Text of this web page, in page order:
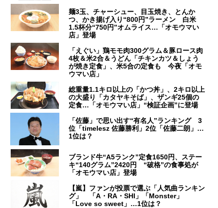
麺3玉、チャーシュー、目玉焼き、とんか
つ、かき揚げ入り“800円”ラーメン 白米
1.5杯分“750円”オムライス…「オモウマい
店」登場
「えぐい」鶏モモ肉300グラム＆豚ロース肉
4枚＆米2合＆うどん「チキンカツ＆しょう
が焼き定食」、米5合の定食も 今夜「オモ
ウマい店」
総重量1.1キロ以上の「かつ丼」、2キロ以上
の大盛り「カタヤキそば」、ザンギ25個の
定食…「オモウマい店」“検証企画”に登場
「佐藤」で思い出す“有名人”ランキング 3
位「timelesz 佐藤勝利」2位「佐藤二朗」…
1位は？
ブランド牛“A5ランク”定食1650円、ステー
キ“140グラム”2420円 “破格”の食事処が
「オモウマい店」登場
【嵐】ファンが投票で選ぶ「人気曲ランキン
グ」 「A・RA・SHI」「Monster」
「Love so sweet」…1位は？